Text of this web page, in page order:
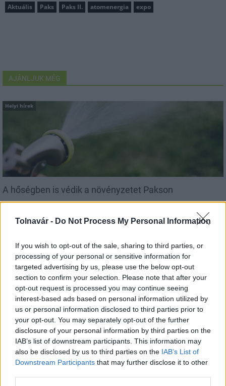
Tolnavár - Do Not Process My Personal Information
If you wish to opt-out of the sale, sharing to third parties, or
processing of your personal or sensitive information for
targeted advertising by us, please use the below opt-out
section to confirm your selection. Please note that after your
opt-out request is processed you may continue seeing
interest-based ads based on personal information utilized by
us or personal information disclosed to third parties prior to
your opt-out. You may separately opt-out of the further
disclosure of your personal information by third parties on the
IAB’s list of downstream participants. This information may
also be disclosed by us to third parties on the IAB’s List of
Downstream Participants that may further disclose it to other
Aktuális Paks Paks II. atomenergia expo
AJÁNLJUK MÉG
Helyi hírek
A hőségben is védik a növényzetet Pakson
Helyi hírek
Idén is PajTáska, egy táskányi segítség a paksi
iskolakezdéshez